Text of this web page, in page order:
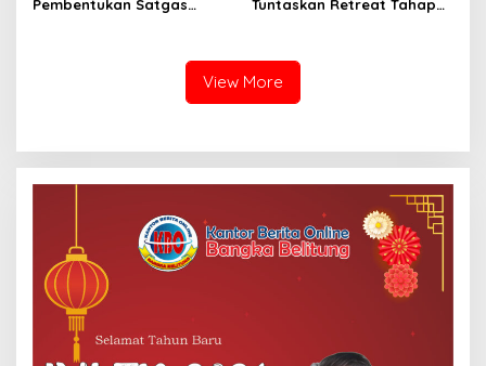
Pembentukan Satgas
Tuntaskan Retreat Tahap
View More